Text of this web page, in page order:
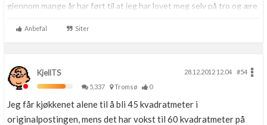
gjennom mange år har ført til at jeg har lovet meg selv på tro og ære
Aldri.Anbefal Siter
KjellTS 28.12.2012 12.04
#54
5,337
Tromsø 0
Jeg får kjøkkenet alene til å bli 45 kvadratmeter i
originalpostingen, mens det har vokst til 60 kvadratmeter på